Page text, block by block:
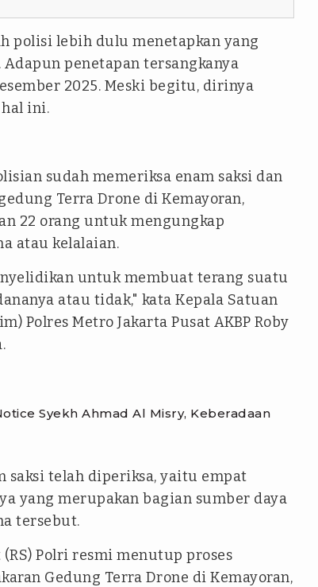
polisi lebih dulu menetapkan yang
. Adapun penetapan tersangkanya
2025. Meski begitu, dirinya
ini.
sudah memeriksa enam saksi dan
Terra Drone di Kemayoran,
22 orang untuk mengungkap
atau kelalaian.
untuk membuat terang suatu
atau tidak," kata Kepala Satuan
Polres Metro Jakarta Pusat AKBP Roby
Syekh Ahmad Al Misry, Keberadaan
saksi telah diperiksa, yaitu empat
yang merupakan bagian sumber daya
tersebut.
Polri resmi menutup proses
Gedung Terra Drone di Kemayoran,